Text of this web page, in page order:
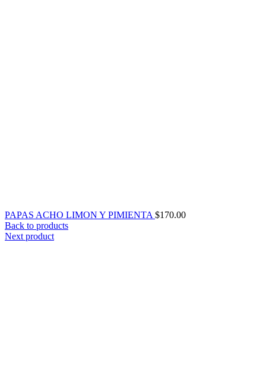
PAPAS ACHO LIMON Y PIMIENTA $170.00
Back to products
Next product